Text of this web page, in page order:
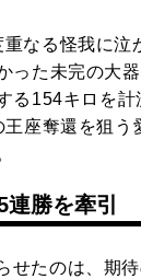
なる怪我に
った未完の大
る154キロを
座奪還を狙
勝を牽引
せたのは、期待